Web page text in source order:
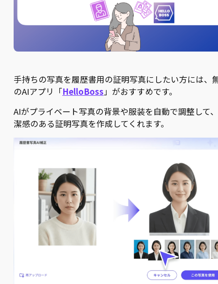
手持ちの写真を履歴書用の証明写真にしたい方には、
のAIアプリ「HelloBoss 」がおすすめです。
AIがプライベート写真の背景や服装を自動で調整して
潔感のある証明写真を作成してくれます。